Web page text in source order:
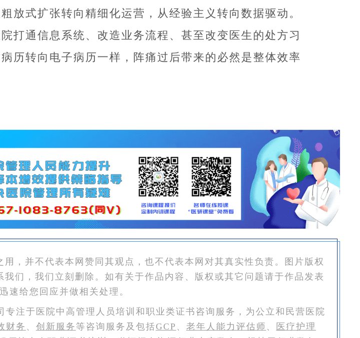
式扩张转向精细化运营，从经验主义转向数据驱动。
打通信息系统、改造业务流程、甚至改变医生的处方习
历转向电子病历一样，阵痛过后带来的必然是整体效率
，并不代表本网赞同其观点，也不代表本网对其真实性负责。图片版权
我们，我们立刻删除。如有关于作品内容、版权或其它问题请于作品发表
速给您回应并做相关处理。
专注于医院中高管理人员培训和职业类证书咨询服务，为公立和民营医院
财务 、 创新服务 等咨询服务及包括GCP 、 老年人能力评估师 、
医疗护理